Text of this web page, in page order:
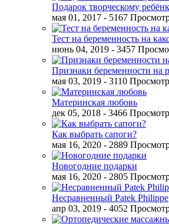
Подарок творческому
мая 01, 2017 - 5167
Тест на беременность на
июнь 04, 2019 - 3457
Признаки беременности на
мая 03, 2019 - 3110
Материнская любовь
дек 05, 2018 - 3466
Как выбрать сапоги?
мая 16, 2020 - 2889
Новогодние подарки
мая 16, 2020 - 2805
Несравненный Patek Philippe
апр 03, 2019 - 4052